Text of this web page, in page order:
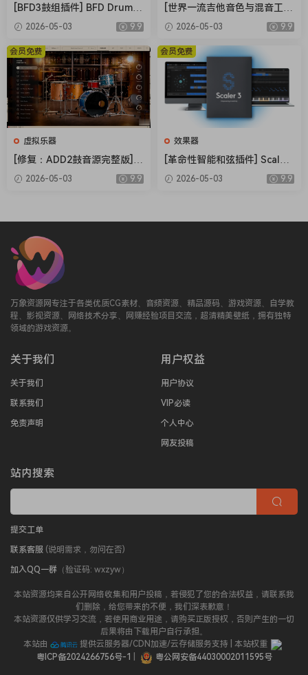
[BFD3鼓组插件] BFD Drums
BFD3 v3.5.0.49-R2R [WiN]
2026-05-03 9.9
[世界一流吉他音色与混音工具
全套合集] STL Tones Bundle
v2026.04 [WiN, MacOSX]（1.
48GB+3.34GB）
2026-05-03 9.9
虚拟乐器
[修复：ADD2鼓音源完整版] X
LN Audio Addictive Drums 2
Complete v2.9.0.4 FIXED ON
2026-05-03 9.9
会员免费
效果器
[革命性智能和弦插件] Scaler
Music Scaler 3 v3.2.2 Regge
d-HCiSO [MacOSX]（1.45G
2026-05-03 9.9
会员免费
万象资源网专注于各类优质CG素材、音频资源、精品源码、游戏资源、自学教
程、影视资源、网络技术分享、网赚经验项目交流，超清精美壁纸，拥有独特
领域的游戏资源。
关于我们
关于我们
联系我们
免责声明
用户权益
用户协议
VIP必读
个人中心
网友投稿
站内搜索
提交工单
联系客服 (说明需求，勿问在否)
加入QQ一群 （验证码: wxzyw）
本站资源均来自公开网络收集和用户投稿，若侵犯了您的合法权益，请联系我
们删除，给您带来的不便，我们深表歉意！
本站资源仅供学习交流，若使用商业用途，请购买正版授权，否则产生的一切
后果将由下载用户自行承担。
本站由
提供云服务器/CDN加速/云存储服务支持 | 本站权重
粤ICP备2024266756号-1
粤公网安备44030002011595号